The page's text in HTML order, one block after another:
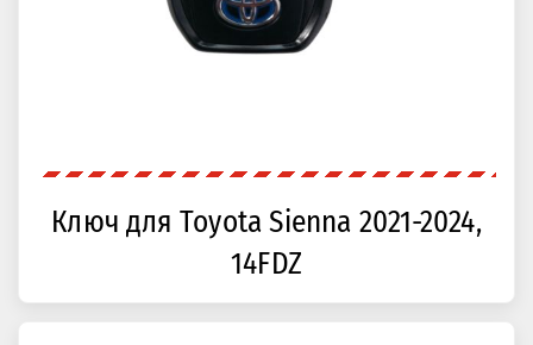
Ключ для Toyota Sienna 2021-2024,
14FDZ